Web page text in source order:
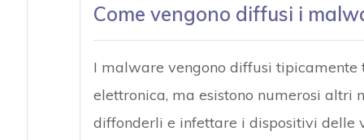
Come vengono diffusi i
I malware vengono diffusi
elettronica, ma esistono numerosi
diffonderli e infettare i dispositivi delle